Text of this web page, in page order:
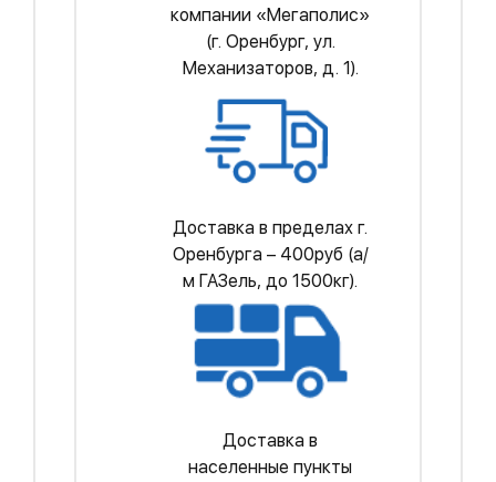
компании «Мегаполис»
(г. Оренбург, ул.
Механизаторов, д. 1).
Доставка в пределах г.
Оренбурга – 400руб (а/
м ГАЗель, до 1500кг).
Доставка в
населенные пункты